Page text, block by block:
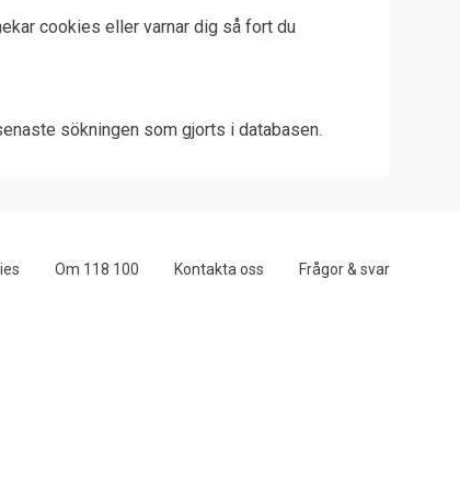
cookies eller varnar dig så fort du
sökningen som gjorts i databasen.
Om 118 100 Kontakta oss Frågor & svar